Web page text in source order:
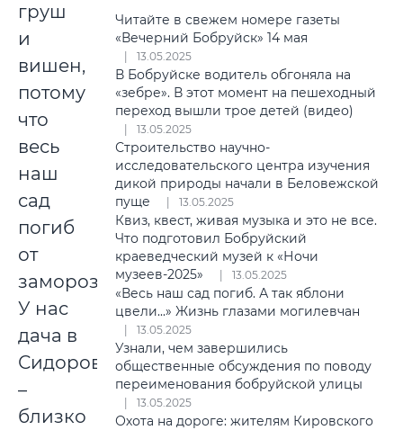
груш
и
вишен,
потому
что
весь
наш
сад
погиб
от
заморозков.
У нас
дача в
Сидоровичах
–
близко
Читайте в свежем номере газеты
«Вечерний Бобруйск» 14 мая
13.05.2025
В Бобруйске водитель обгоняла на
«зебре». В этот момент на пешеходный
переход вышли трое детей (видео)
13.05.2025
Строительство научно-
исследовательского центра изучения
дикой природы начали в Беловежской
пуще
13.05.2025
Квиз, квест, живая музыка и это не все.
Что подготовил Бобруйский
краеведческий музей к «Ночи
музеев-2025»
13.05.2025
«Весь наш сад погиб. А так яблони
цвели...» Жизнь глазами могилевчан
13.05.2025
Узнали, чем завершились
общественные обсуждения по поводу
переименования бобруйской улицы
13.05.2025
Охота на дороге: жителям Кировского